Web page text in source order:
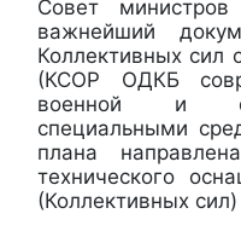
Совет
важнейший
Коллективных сил
(КСОР ОДКБ
военной и
специальными
плана
технического
(Коллективных